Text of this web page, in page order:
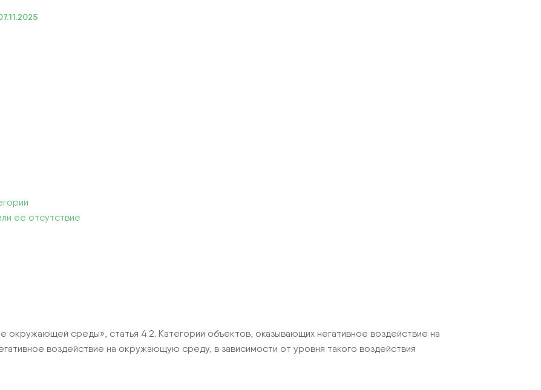
ее отсутствие
среды», статья 4.2. Категории объектов, оказывающих негативное воздействие на
воздействие на окружающую среду, в зависимости от уровня такого воздействия